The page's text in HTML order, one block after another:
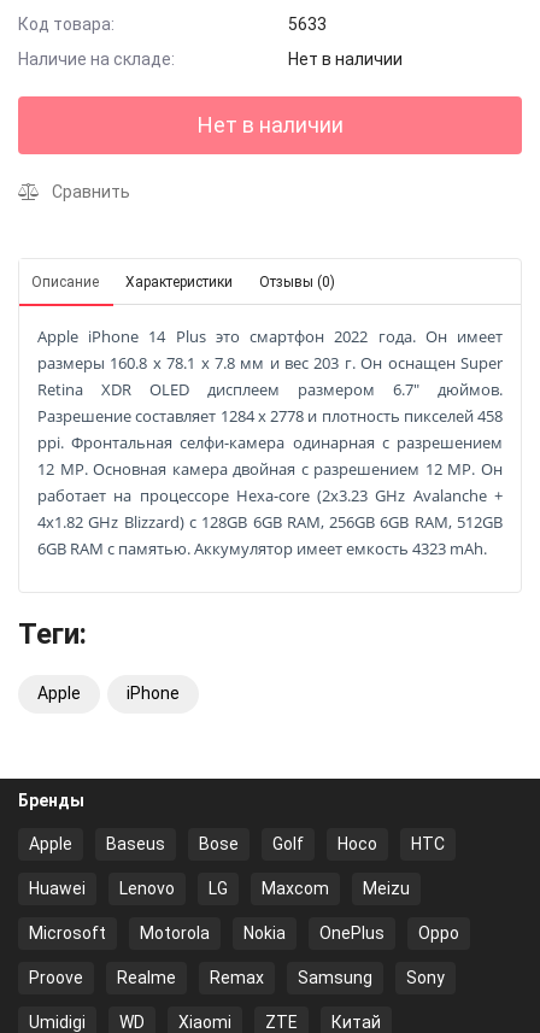
Код товара:
5633
Наличие на складе:
Нет в наличии
Нет в наличии
Сравнить
Описание Характеристики Отзывы (0)
Apple iPhone 14 Plus это смартфон 2022 года. Он имеет
размеры 160.8 x 78.1 x 7.8 мм и вес 203 г. Он оснащен Super
Retina XDR OLED дисплеем размером 6.7" дюймов.
Разрешение составляет 1284 x 2778 и плотность пикселей 458
ppi. Фронтальная селфи-камера одинарная с разрешением
12 MP. Основная камера двойная с разрешением 12 MP. Он
работает на процессоре Hexa-core (2x3.23 GHz Avalanche +
4x1.82 GHz Blizzard) с 128GB 6GB RAM, 256GB 6GB RAM, 512GB
6GB RAM с памятью. Аккумулятор имеет емкость 4323 mAh.
Теги:
Apple iPhone
Бренды
Apple Baseus Bose Golf Hoco HTC
Huawei Lenovo LG Maxcom Meizu
Microsoft Motorola Nokia OnePlus Oppo
Proove Realme Remax Samsung Sony
Umidigi WD Xiaomi ZTE Китай